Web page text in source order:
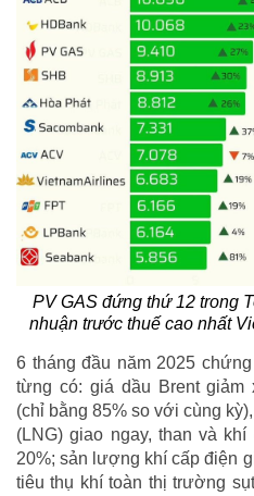
PV GAS đứng thứ 12 trong
nhuận trước thuế cao nhất
6 tháng đầu năm 2025
từng có: giá dầu Brent giảm
(chỉ bằng 85% so với cùng
(LNG) giao ngay, than và
20%; sản lượng khí cấp điện
tiêu thụ khí toàn thị trường